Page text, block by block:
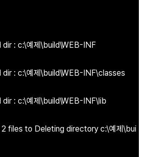
: c:\예제\build\WEB-INF
: c:\예제\build\WEB-INF\classes
: c:\예제\build\WEB-INF\lib
files to Deleting directory c:\예제\bui